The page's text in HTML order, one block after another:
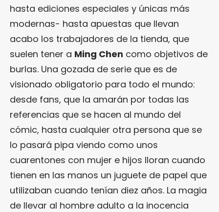
hasta ediciones especiales y únicas más
modernas- hasta apuestas que llevan
acabo los trabajadores de la tienda, que
suelen tener a Ming Chen como objetivos de
burlas. Una gozada de serie que es de
visionado obligatorio para todo el mundo:
desde fans, que la amarán por todas las
referencias que se hacen al mundo del
cómic, hasta cualquier otra persona que se
lo pasará pipa viendo como unos
cuarentones con mujer e hijos lloran cuando
tienen en las manos un juguete de papel que
utilizaban cuando tenían diez años. La magia
de llevar al hombre adulto a la inocencia